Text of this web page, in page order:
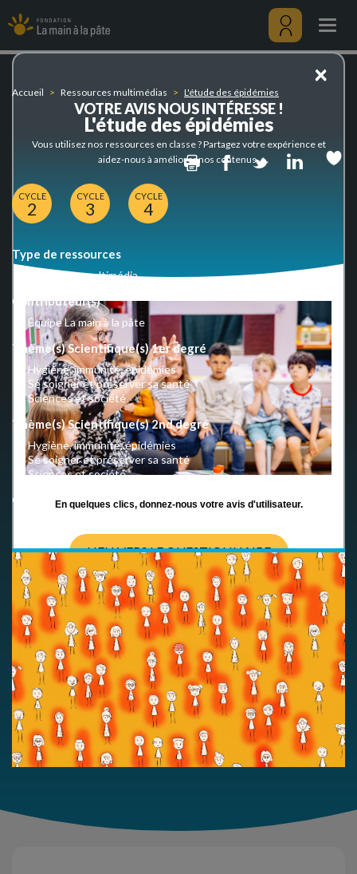
des
épidémies
au
contenu
principal
Menu
Accueil Ressources multimédias L'étude des épidémies
L'étude des épidémies
PrintFacebook
Twitter
CYCLE
2
CYCLE
3
CYCLE
4
Type de ressources
Ressource multimédia
Contributeur(s)
Équipe La main à la pâte
Thème(s) Scientifique(s) 1er degré
Hygiène, immunité, épidémies
Se soigner et préserver sa santé
Sciences et société
Thème(s) Scientifique(s) 2nd degré
Hygiène, immunité, épidémies
Se soigner et préserver sa santé
Sciences et société
Crédits
×
VOTRE AVIS NOUS INTÉRESSE !
Vous utilisez nos ressources en classe ? Partagez votre expérience et
aidez-nous à améliorer nos contenus.
En quelques clics, donnez-nous votre avis d'utilisateur.
LIEN VERS LE QUESTIONNAIRE